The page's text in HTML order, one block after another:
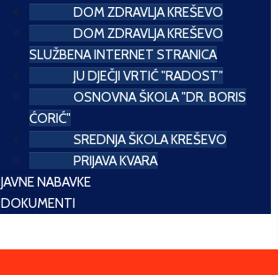
DOM ZDRAVLJA KREŠEVO
DOM ZDRAVLJA KREŠEVO
SLUŽBENA INTERNET STRANICA
JU DJEČJI VRTIĆ "RADOST"
OSNOVNA ŠKOLA "DR. BORIS
ĆORIĆ"
SREDNJA ŠKOLA KREŠEVO
PRIJAVA KVARA
JAVNE NABAVKE
DOKUMENTI